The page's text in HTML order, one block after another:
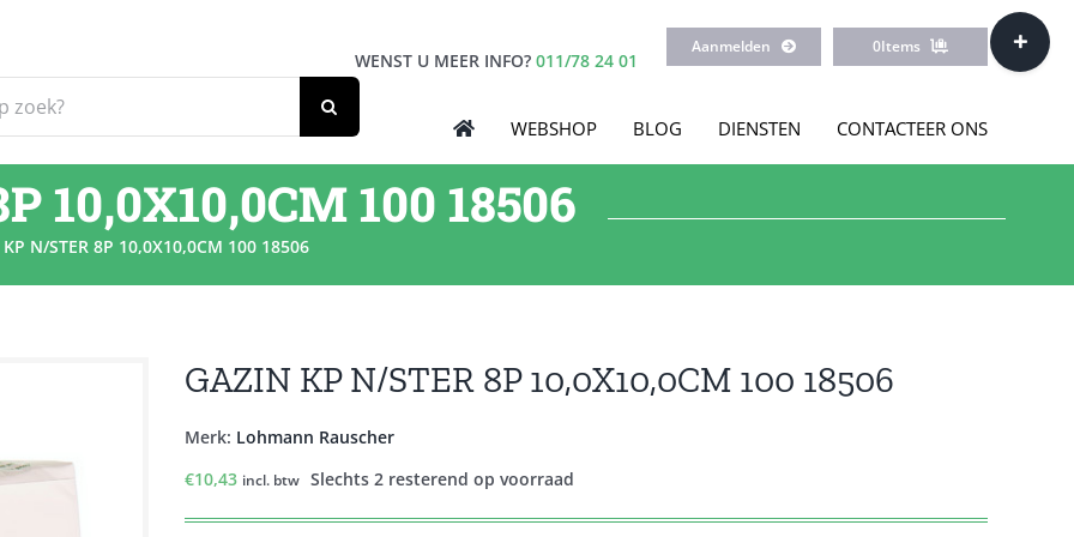
WENST U MEER INFO? 011/78 24 01
Aanmelden 0Items
WEBSHOP BLOG DIENSTEN CONTACTEER ONS
10,0X10,0CM 100 18506
KP N/STER 8P 10,0X10,0CM 100 18506
GAZIN KP N/STER 8P 10,0X10,0CM 100 18506
Merk: Lohmann Rauscher
€10,43 incl. btw Slechts 2 resterend op voorraad
Toggle
Sliding